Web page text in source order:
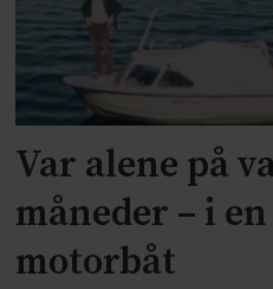
Var alene på
måneder – i
motorbåt